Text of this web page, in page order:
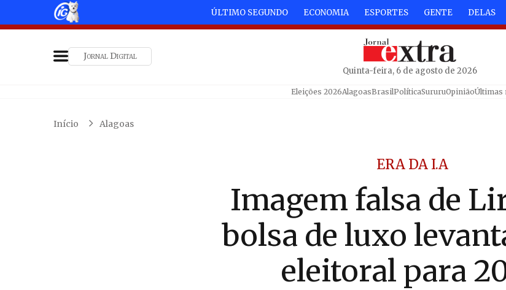
ÚLTIMO SEGUNDO ECONOMIA ESPORTES GENTE DELAS
Jornal Digital
Quinta-feira, 6 de agosto de 2026
Eleições 2026AlagoasBrasilPolíticaSururuOpiniãoÚltimas
Início Alagoas
ERA DA I.A
Imagem falsa de
bolsa de luxo
eleitoral para